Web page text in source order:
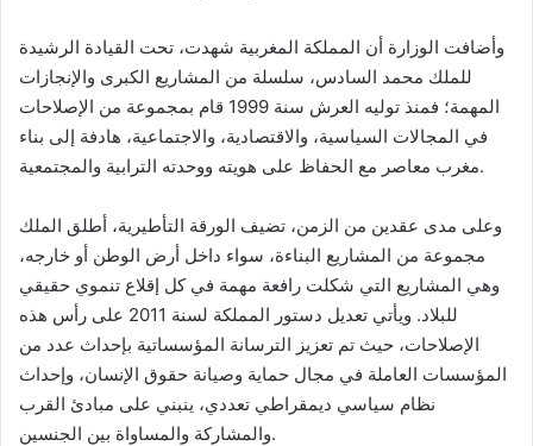
وأضافت الوزارة أن المملكة المغربية شهدت، تحت القيادة الرشيدة
للملك محمد السادس، سلسلة من المشاريع الكبرى والإنجازات
المهمة؛ فمنذ توليه العرش سنة 1999 قام بمجموعة من الإصلاحات
في المجالات السياسية، والاقتصادية، والاجتماعية، هادفة إلى بناء
مغرب معاصر مع الحفاظ على هويته ووحدته الترابية والمجتمعية.
وعلى مدى عقدين من الزمن، تضيف الورقة التأطيرية، أطلق الملك
مجموعة من المشاريع البناءة، سواء داخل أرض الوطن أو خارجه،
وهي المشاريع التي شكلت رافعة مهمة في كل إقلاع تنموي حقيقي
للبلاد. ويأتي تعديل دستور المملكة لسنة 2011 على رأس هذه
الإصلاحات، حيث تم تعزيز الترسانة المؤسساتية بإحداث عدد من
المؤسسات العاملة في مجال حماية وصيانة حقوق الإنسان، وإحداث
نظام سياسي ديمقراطي تعددي، ينبني على مبادئ القرب
والمشاركة والمساواة بين الجنسين.